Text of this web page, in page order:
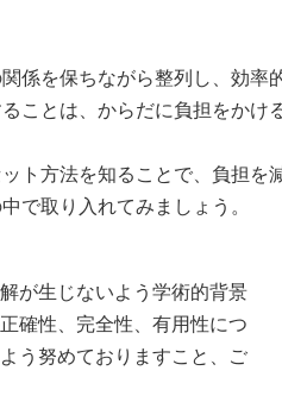
係を保ちながら整列し、効率
ことは、からだに負担をかけ
ト方法を知ることで、負担を
で取り入れてみましょう。
が生じないよう学術的背景
確性、完全性、有用性につ
う努めておりますこと、ご